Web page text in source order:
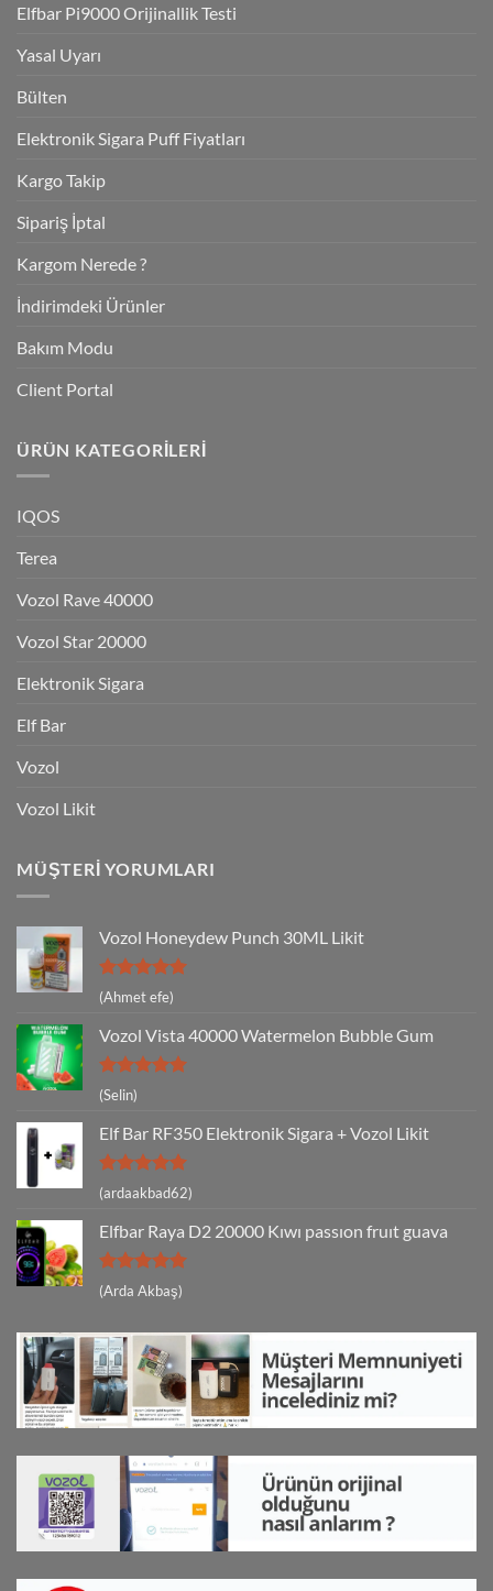
Elfbar Pi9000 Orijinallik Testi
Yasal Uyarı
Bülten
Elektronik Sigara Puff Fiyatları
Kargo Takip
Sipariş İptal
Kargom Nerede ?
İndirimdeki Ürünler
Bakım Modu
Client Portal
ÜRÜN KATEGORILERI
IQOS
Terea
Vozol Rave 40000
Vozol Star 20000
Elektronik Sigara
Elf Bar
Vozol
Vozol Likit
MÜŞTERI YORUMLARI
Vozol Honeydew Punch 30ML Likit
5 üzerinden
5
(Ahmet efe)
Vozol Vista 40000 Watermelon Bubble Gum
5 üzerinden
5
oy aldı
(Selin)
Elf Bar RF350 Elektronik Sigara + Vozol Likit
5 üzerinden
5
(ardaakbad62)
Elfbar Raya D2 20000 Kıwı passıon fruıt guava
5 üzerinden
5
(Arda Akbaş)